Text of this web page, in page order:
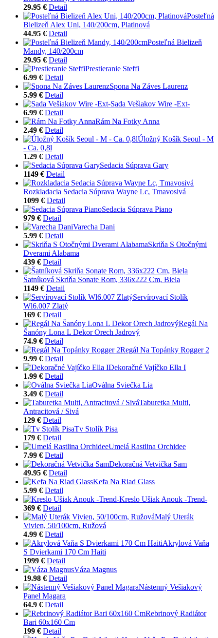
29.95 € Detail
Posteľná
Bielizeň Alex Uni, 140/200cm, Platinová
44.95 € Detail
Posteľná Bielizeň
Mandy, 140/200cm
29.95 € Detail
Prestieranie Steffi
6.99 € Detail
Spona Na Záves Laurenz
5.99 € Detail
Sada Vešiakov Wire -Ext-
6.99 € Detail
Rám Na Fotky Anna
2.49 € Detail
Úložný Košík Seoul - M
- Ca. 0,8l
1.29 € Detail
Sedacia Súprava Gary
1149 € Detail
Rozkladacia Sedacia Súprava Wayne Lc, Tmavosivá
1099 € Detail
Sedacia Súprava Piano
979 € Detail
Varecha Dani
5.99 € Detail
Skriňa S Otočnými
Dverami Alabama
439 € Detail
Šatníková Skriňa Sonate Rom, 336x222 Cm, Biela
1149 € Detail
Servírovací Stolík
Wl6.007 Zlatý
169 € Detail
Regál Na
Šanóny Lona L Dekor Orech Jadrový
74.9 € Detail
Regál Na Topánky Rogger 2
9.99 € Detail
Dekoračné Vajíčko Ella I
1.99 € Detail
Oválna Sviečka Lia
3.49 € Detail
Taburetka Multi,
Antracitová / Sivá
129 € Detail
Tv Stolík Pisa
179 € Detail
Umelá Rastlina Orchidee
7.99 € Detail
Dekoračná Vetvička Sam
49.95 € Detail
Kefa Na Riad Glass
5.99 € Detail
Kreslo Ušiak Anouk -Trend-
369 € Detail
Malý Uterák
Vivien, 50/100cm, Ružová
4.99 € Detail
Akrylová Vaňa
S Dvierkami 170 Cm Haiti
1999 € Detail
Váza Magnus
19.98 € Detail
Nástenný Vešiakový
Panel Magara
64.9 € Detail
Rebrinový Radiátor
Bari 60x160 Cm
199 € Detail